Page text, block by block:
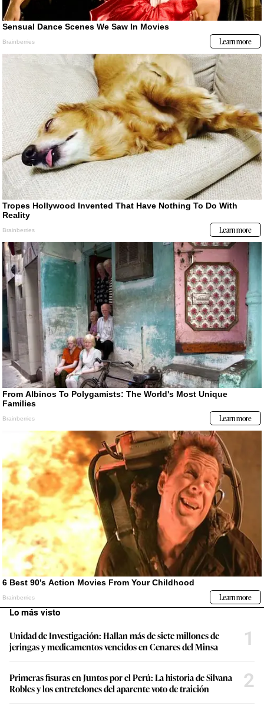
Lo más visto
Unidad de Investigación: Hallan más de siete millones de
jeringas y medicamentos vencidos en Cenares del Minsa
1
Primeras fisuras en Juntos por el Perú: La historia de Silvana
Robles y los entretelones del aparente voto de traición
2